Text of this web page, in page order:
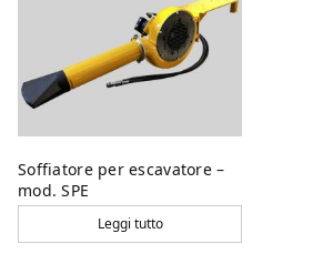
Soffiatore per escavatore –
mod. SPE
Leggi tutto